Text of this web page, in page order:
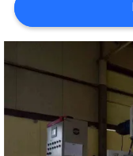
CITAZIONE
MAPPA
DEL
SITO